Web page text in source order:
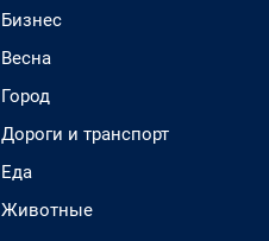
Бизнес
Весна
Город
Дороги и транспорт
Еда
Животные